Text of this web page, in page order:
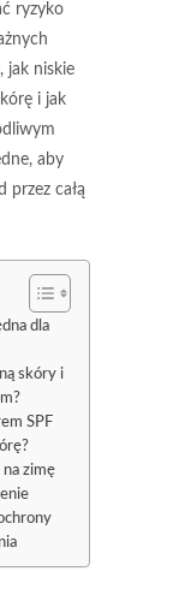
ryzyko
jak niskie
i jak
aby
przez całą
dla
skóry i
SPF
na zimę